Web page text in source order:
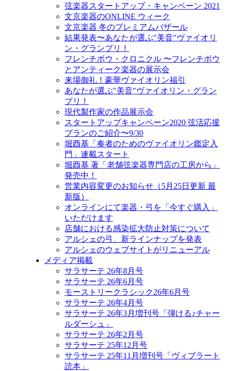
弦楽器スタートアップ・キャンペーン 2021
文京楽器のONLINE ウィーク
文京楽器 冬のプレミアムバザール
結果発表〜あなたが選ぶ"美音"ヴァイオリ
ン・グランプリ！
フレンチボウ・クロニクル 〜フレンチボウ
とアンティーク楽器の展示会
来場御礼！豪華ヴァイオリン福引
あなたが選ぶ"美音"ヴァイオリン・グラン
プリ！
現代製作家の作品展示会
スタートアップキャンペーン2020 弦活応援
プランのご紹介〜9/30
堀酉基「奏者のためのヴァイオリン鑑定入
門」連載スタート
堀酉基 著「老舗弦楽器専門店の工房から」
発売中！
営業内容変更のお知らせ（5月25日更新 最
新版）
オンラインにて楽器・弓を「今すぐ購入」
いただけます
店舗における感染拡大防止対策について
アルシェの弓、新ラインナップを発表
アルシェのウェブサイトがリニューアル
メディア掲載
サラサーテ 26年8月号
サラサーテ 26年6月号
モーストリークラシック26年6月号
サラサーテ 26年4月号
サラサーテ 26年3月増刊号「弾ける♪チャー
ルダーシュ」
サラサーテ 26年2月号
サラサーテ 25年12月号
サラサーテ 25年11月増刊号「ヴィブラート
読本」